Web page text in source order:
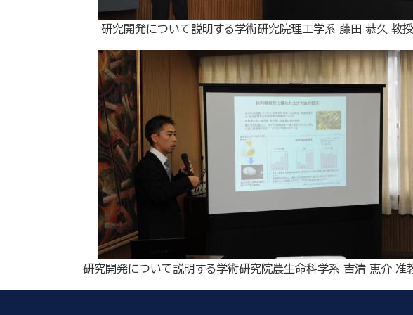
研究開発について説明する学術研究院理工学系 藤田 恭久 教授
研究開発について説明する学術研究院農生命科学系 吉清 恵介 准